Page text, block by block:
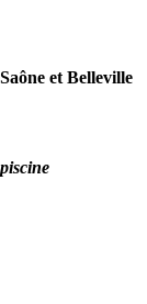
et Belleville